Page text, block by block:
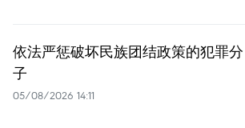
依法严惩破坏民族团结政策的犯罪分
子
05/08/2026 14:11